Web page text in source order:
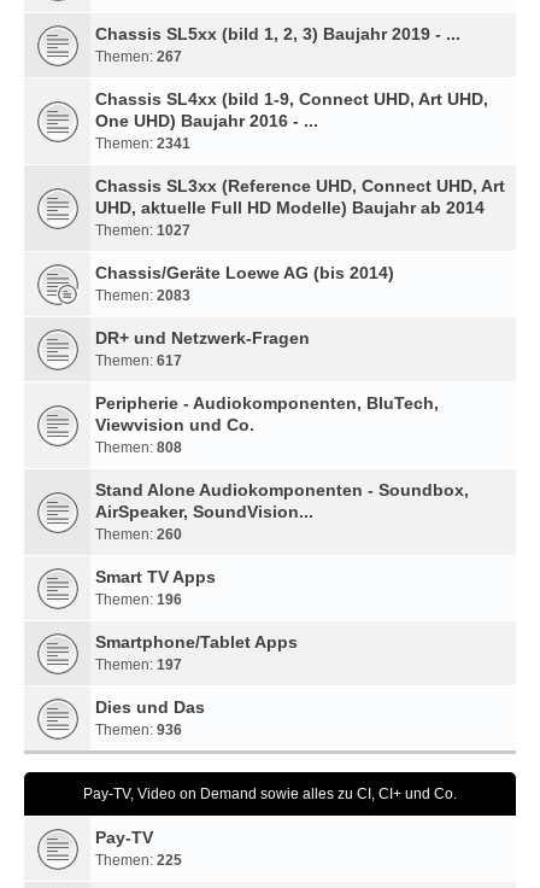
Chassis SL5xx (bild 1, 2, 3) Baujahr 2019 - ...
Themen: 267
Chassis SL4xx (bild 1-9, Connect UHD, Art UHD,
One UHD) Baujahr 2016 - ...
Themen: 2341
Chassis SL3xx (Reference UHD, Connect UHD, Art
UHD, aktuelle Full HD Modelle) Baujahr ab 2014
Themen: 1027
Chassis/Geräte Loewe AG (bis 2014)
Themen: 2083
DR+ und Netzwerk-Fragen
Themen: 617
Peripherie - Audiokomponenten, BluTech,
Viewvision und Co.
Themen: 808
Stand Alone Audiokomponenten - Soundbox,
AirSpeaker, SoundVision...
Themen: 260
Smart TV Apps
Themen: 196
Smartphone/Tablet Apps
Themen: 197
Dies und Das
Themen: 936
Pay-TV, Video on Demand sowie alles zu CI, CI+ und Co.
Pay-TV
Themen: 225